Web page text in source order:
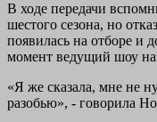
В ходе передачи
шестого сезона, но
появилась на отборе
момент ведущий шоу
«Я же сказала, мне не
разобью», - говорила